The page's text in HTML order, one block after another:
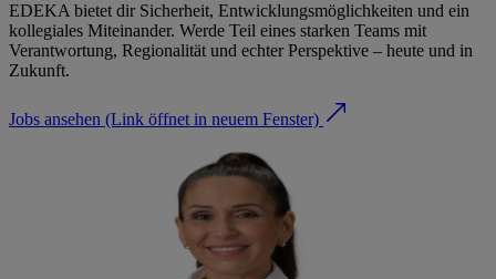
EDEKA bietet dir Sicherheit, Entwicklungsmöglichkeiten und ein
kollegiales Miteinander. Werde Teil eines starken Teams mit
Verantwortung, Regionalität und echter Perspektive – heute und in
Zukunft.
Jobs ansehen (Link öffnet in neuem Fenster)